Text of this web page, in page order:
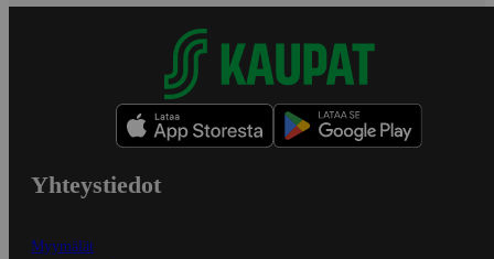
Yhteystiedot
Myymälät